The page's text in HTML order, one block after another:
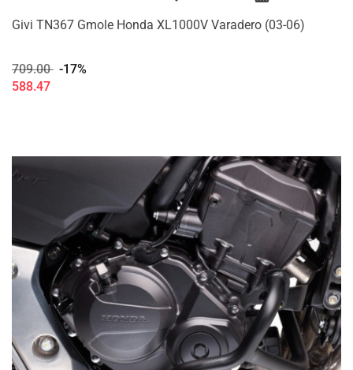
Givi TN367 Gmole Honda XL1000V Varadero (03-06)
709.00 -17%
588.47